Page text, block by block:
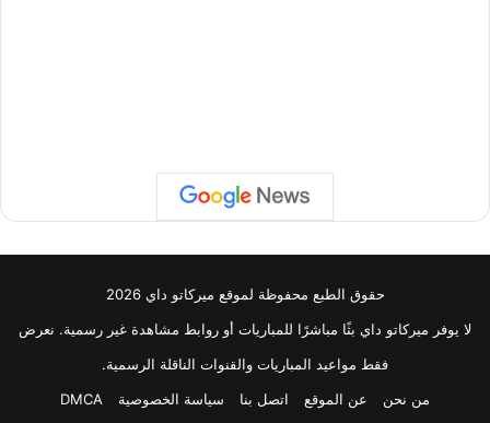
حقوق الطبع محفوظة لموقع ميركاتو داي 2026
لا يوفر ميركاتو داي بثًا مباشرًا للمباريات أو روابط مشاهدة غير رسمية. نعرض
فقط مواعيد المباريات والقنوات الناقلة الرسمية.
من نحن
عن الموقع اتصل بنا سياسة الخصوصية DMCA